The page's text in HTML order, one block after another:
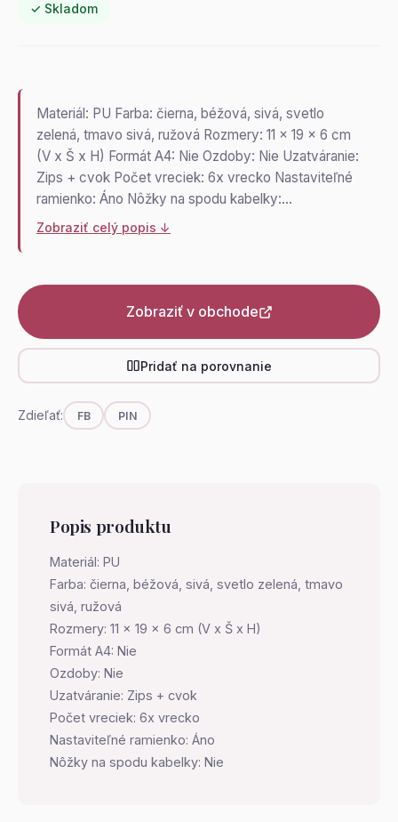
✓ Skladom
Materiál: PU Farba: čierna, béžová, sivá, svetlo
zelená, tmavo sivá, ružová Rozmery: 11 x 19 x 6 cm
(V x Š x H) Formát A4: Nie Ozdoby: Nie Uzatváranie:
Zips + cvok Počet vreciek: 6x vrecko Nastaviteľné
ramienko: Áno Nôžky na spodu kabelky:…
Zobraziť celý popis ↓
Zobraziť v obchode
Pridať na porovnanie
Zdieľať: FB PIN
Popis produktu
Materiál: PU
Farba: čierna, béžová, sivá, svetlo zelená, tmavo
sivá, ružová
Rozmery: 11 x 19 x 6 cm (V x Š x H)
Formát A4: Nie
Ozdoby: Nie
Uzatváranie: Zips + cvok
Počet vreciek: 6x vrecko
Nastaviteľné ramienko: Áno
Nôžky na spodu kabelky: Nie